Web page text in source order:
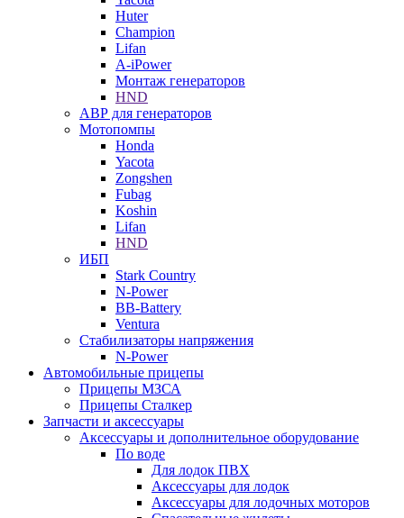
Huter
Champion
Lifan
A-iPower
Монтаж генераторов
HND
АВР для генераторов
Мотопомпы
Honda
Yacota
Zongshen
Fubag
Koshin
Lifan
HND
ИБП
Stark Country
N-Power
BB-Battery
Ventura
Стабилизаторы напряжения
N-Power
Автомобильные прицепы
Прицепы МЗСА
Прицепы Сталкер
Запчасти и аксессуары
Аксессуары и дополнительное оборудование
По воде
Для лодок ПВХ
Аксессуары для лодок
Аксессуары для лодочных моторов